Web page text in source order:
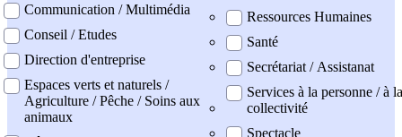
Communication / Multimédia
Conseil / Etudes
Direction d'entreprise
Espaces verts et naturels /
Agriculture / Pêche / Soins aux
animaux
Ressources Humaines
Santé
Secrétariat / Assistanat
Services à la personne / à la
collectivité
Spectacle